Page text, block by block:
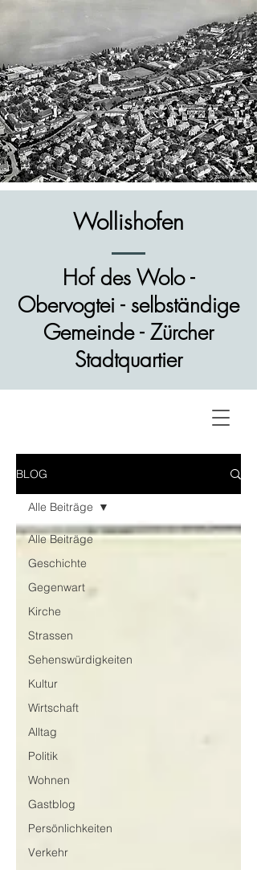
Wollishofen
Hof des Wolo -
Obervogtei - selbständige
Gemeinde - Zürcher
Stadtquartier
BLOG
Alle Beiträge
Geschichte
Gegenwart
Kirche
Strassen
Sehenswürdigkeiten
Kultur
Wirtschaft
Alltag
Politik
Wohnen
Gastblog
Persönlichkeiten
Verkehr
Alle Beiträge